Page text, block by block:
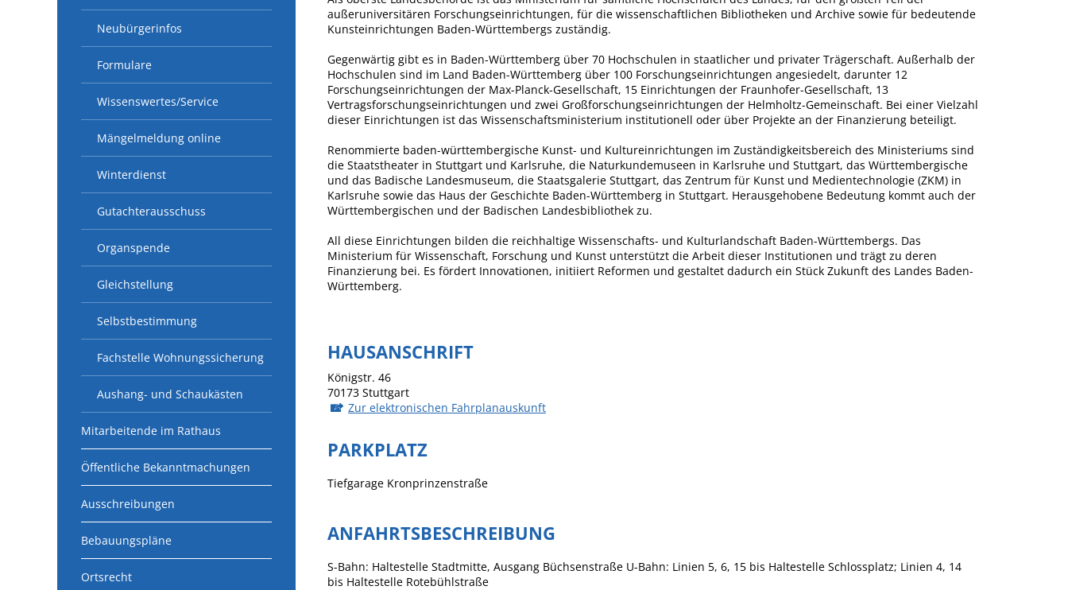
Häckselplatz
Kläranlage
Neubürgerinfos
Formulare
Wissenswertes/Service
Mängelmeldung online
Winterdienst
Gutachterausschuss
Organspende
Gleichstellung
Selbstbestimmung
Fachstelle Wohnungssicherung
Aushang- und Schaukästen
Mitarbeitende im Rathaus
Öffentliche Bekanntmachungen
Ausschreibungen
Bebauungspläne
Ortsrecht
außeruniversitären Forschungseinrichtungen, für die wissenschaftlichen Bibliotheken und Archive sowie für bedeutende
Kunsteinrichtungen Baden-Württembergs zuständig.
Gegenwärtig gibt es in Baden-Württemberg über 70 Hochschulen in staatlicher und privater Trägerschaft. Außerhalb der
Hochschulen sind im Land Baden-Württemberg über 100 Forschungseinrichtungen angesiedelt, darunter 12
Forschungseinrichtungen der Max-Planck-Gesellschaft, 15 Einrichtungen der Fraunhofer-Gesellschaft, 13
Vertragsforschungseinrichtungen und zwei Großforschungseinrichtungen der Helmholtz-Gemeinschaft. Bei einer Vielzahl
dieser Einrichtungen ist das Wissenschaftsministerium institutionell oder über Projekte an der Finanzierung beteiligt.
Renommierte baden-württembergische Kunst- und Kultureinrichtungen im Zuständigkeitsbereich des Ministeriums sind
die Staatstheater in Stuttgart und Karlsruhe, die Naturkundemuseen in Karlsruhe und Stuttgart, das Württembergische
und das Badische Landesmuseum, die Staatsgalerie Stuttgart, das Zentrum für Kunst und Medientechnologie (ZKM) in
Karlsruhe sowie das Haus der Geschichte Baden-Württemberg in Stuttgart. Herausgehobene Bedeutung kommt auch der
Württembergischen und der Badischen Landesbibliothek zu.
All diese Einrichtungen bilden die reichhaltige Wissenschafts- und Kulturlandschaft Baden-Württembergs. Das
Ministerium für Wissenschaft, Forschung und Kunst unterstützt die Arbeit dieser Institutionen und trägt zu deren
Finanzierung bei. Es fördert Innovationen, initiiert Reformen und gestaltet dadurch ein Stück Zukunft des Landes Baden-
Württemberg.
HAUSANSCHRIFT
Königstr. 46
70173 Stuttgart
Zur elektronischen Fahrplanauskunft
PARKPLATZ
Tiefgarage Kronprinzenstraße
ANFAHRTSBESCHREIBUNG
S-Bahn: Haltestelle Stadtmitte, Ausgang Büchsenstraße U-Bahn: Linien 5, 6, 15 bis Haltestelle Schlossplatz; Linien 4, 14
bis Haltestelle Rotebühlstraße